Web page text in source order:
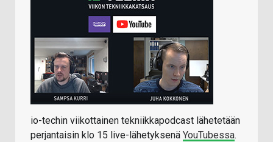
io-techin viikottainen tekniikkapodcast lähetetään
perjantaisin klo 15 live-lähetyksenä YouTubessa.